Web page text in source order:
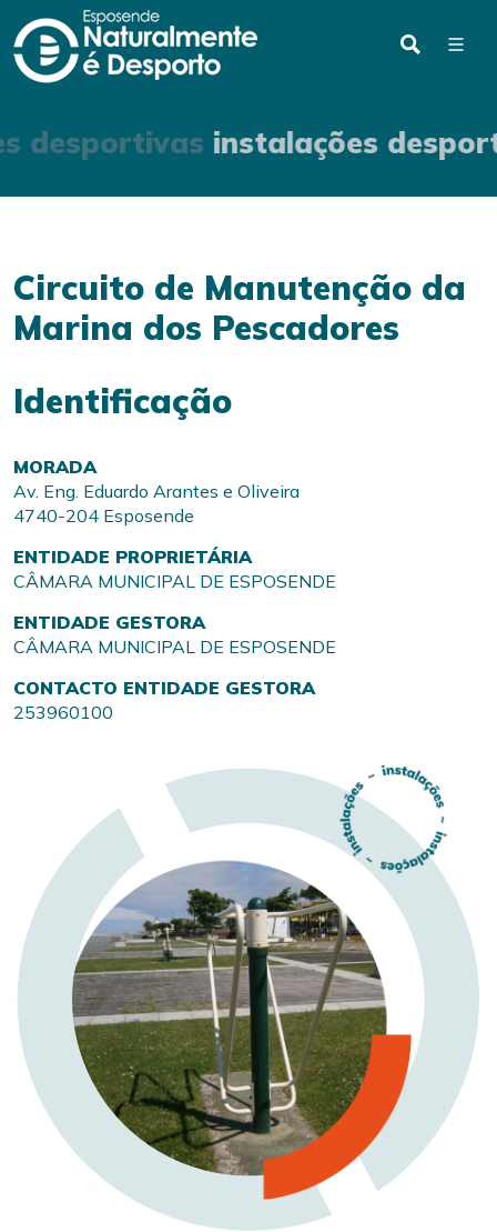
desportivas instalações
Circuito de Manutenção da
Marina dos Pescadores
Identificação
MORADA
Av. Eng. Eduardo Arantes e Oliveira
4740-204 Esposende
ENTIDADE PROPRIETÁRIA
CÂMARA MUNICIPAL DE ESPOSENDE
ENTIDADE GESTORA
CÂMARA MUNICIPAL DE ESPOSENDE
CONTACTO ENTIDADE GESTORA
253960100